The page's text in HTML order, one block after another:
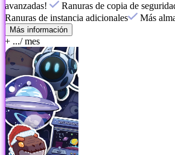
avanzadas!
Ranuras de copia de
Ranuras de instancia adicionales
Más
Más información
+ .../ mes